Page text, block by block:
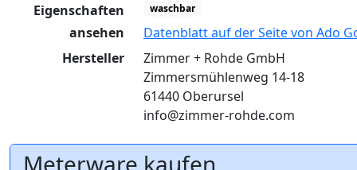
Eigenschaften waschbar
ansehen
Datenblatt auf der Seite von Ado
Hersteller
Zimmer + Rohde GmbH
Zimmersmühlenweg 14-18
61440 Oberursel
info@zimmer-rohde.com
Meterware kaufen